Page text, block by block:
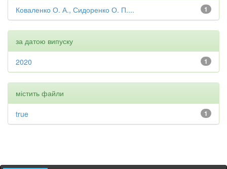
1
Коваленко О. А., Сидоренко О. П....
за датою випуску
1
2020
містить файли
1
true